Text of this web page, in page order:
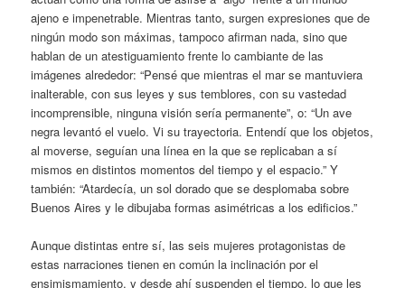
ajeno e impenetrable. Mientras tanto, surgen expresiones que de
ningún modo son máximas, tampoco afirman nada, sino que
hablan de un atestiguamiento frente lo cambiante de las
imágenes alrededor: “Pensé que mientras el mar se mantuviera
inalterable, con sus leyes y sus temblores, con su vastedad
incomprensible, ninguna visión sería permanente”, o: “Un ave
negra levantó el vuelo. Vi su trayectoria. Entendí que los objetos,
al moverse, seguían una línea en la que se replicaban a sí
mismos en distintos momentos del tiempo y el espacio.” Y
también: “Atardecía, un sol dorado que se desplomaba sobre
Buenos Aires y le dibujaba formas asimétricas a los edificios.”
Aunque distintas entre sí, las seis mujeres protagonistas de
estas narraciones tienen en común la inclinación por el
ensimismamiento, y desde ahí suspenden el tiempo, lo que les